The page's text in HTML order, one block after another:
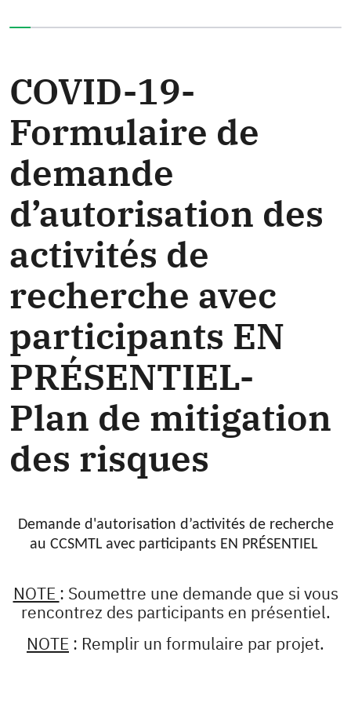
COVID-19-
Formulaire de
demande
d’autorisation des
activités de
recherche avec
participants EN
PRÉSENTIEL-
Plan de mitigation
des risques
Demande d'autorisation d’activités de recherche
au CCSMTL avec participants EN PRÉSENTIEL
NOTE : Soumettre une demande que si vous
rencontrez des participants en présentiel.
NOTE : Remplir un formulaire par projet.